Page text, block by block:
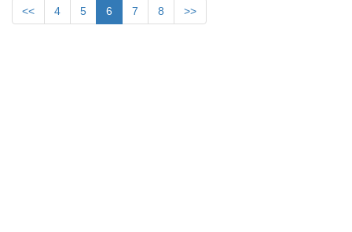
<< 4 5 6 7 8 >>